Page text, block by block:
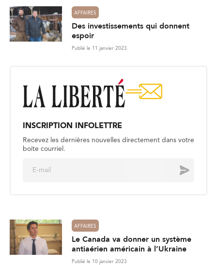
AFFAIRES
Des investissements qui donnent
espoir
Publié le 11 janvier 2023
INSCRIPTION INFOLETTRE
Recevez les dernières nouvelles directement dans votre
boite courriel.
Envoyer
AFFAIRES
Le Canada va donner un système
antiaérien américain à l’Ukraine
Publié le 10 janvier 2023